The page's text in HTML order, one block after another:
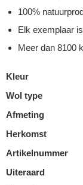
100%
Elk exemplaar
Meer dan 8100
Kleur
Wol type
Afmeting
Herkomst
Artikelnummer
Uiteraard